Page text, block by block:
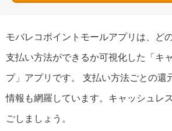
モバレコポイントモールアプリは、ど
支払い方法ができるか可視化した「キ
プ」アプリです。 支払い方法ごとの還
情報も網羅しています。キャッシュレ
ごしましょう。